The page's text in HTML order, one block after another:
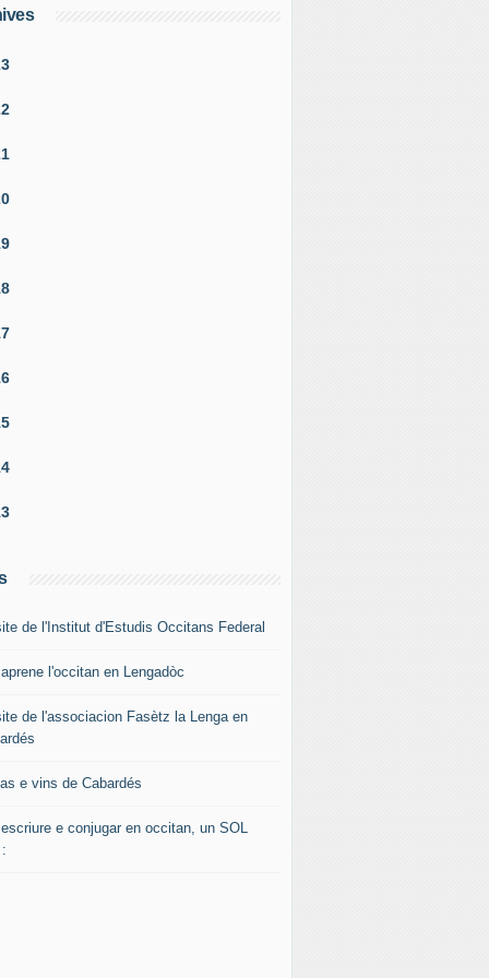
de l'Institut d'Estudis Occitans Federal
l'occitan en Lengadòc
de l'associacion Fasètz la Lenga en
e vins de Cabardés
e conjugar en occitan, un SOL